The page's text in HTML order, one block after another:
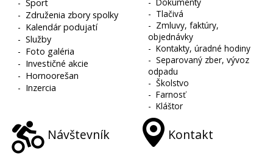
-Šport
- Združenia zbory spolky
- Kalendár podujatí
-Služby
- Foto galéria
- Investičné akcie
- Hornoorešan
- Inzercia
- Tlačivá
- Zmluvy, faktúry,
objednávky
-Kontakty, úradné hodiny
-Separovaný zber, vývoz
odpadu
-Školstvo
-Farnosť
-Kláštor
Návštevník Kontakt